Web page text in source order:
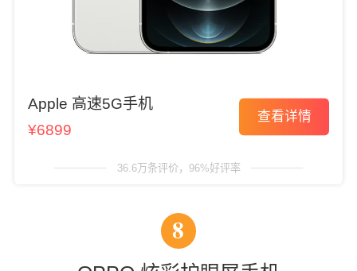
Apple 高速5G手机
¥6899
查看详情
36.6万条评价，96%好评率
8